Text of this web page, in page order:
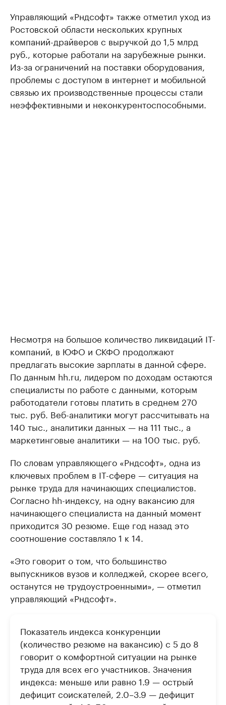
Управляющий «Рндсофт» также отметил уход из
Ростовской области нескольких крупных
компаний-драйверов с выручкой до 1,5 млрд
руб., которые работали на зарубежные рынки.
Из-за ограничений на поставки оборудования,
проблемы с доступом в интернет и мобильной
связью их производственные процессы стали
неэффективными и неконкурентоспособными.
Несмотря на большое количество ликвидаций IT-
компаний, в ЮФО и СКФО продолжают
предлагать высокие зарплаты в данной сфере.
По данным hh.ru, лидером по доходам остаются
специалисты по работе с данными, которым
работодатели готовы платить в среднем 270
тыс. руб. Веб-аналитики могут рассчитывать на
140 тыс., аналитики данных — на 111 тыс., а
маркетинговые аналитики — на 100 тыс. руб.
По словам управляющего «Рндсофт», одна из
ключевых проблем в IT-сфере — ситуация на
рынке труда для начинающих специалистов.
Согласно hh-индексу, на одну вакансию для
начинающего специалиста на данный момент
приходится 30 резюме. Еще год назад это
соотношение составляло 1 к 14.
«Это говорит о том, что большинство
выпускников вузов и колледжей, скорее всего,
останутся не трудоустроенными», — отметил
управляющий «Рндсофт».
Показатель индекса конкуренции
(количество резюме на вакансию) с 5 до 8
говорит о комфортной ситуации на рынке
труда для всех его участников. Значения
индекса: меньше или равно 1.9 — острый
дефицит соискателей, 2.0–3.9 — дефицит